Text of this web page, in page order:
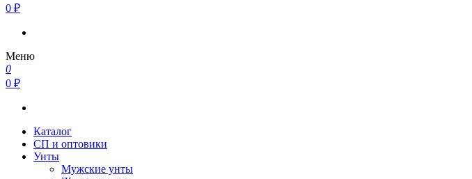
0 ₽
Меню
0
0 ₽
Каталог
СП и оптовики
Унты
Мужские унты